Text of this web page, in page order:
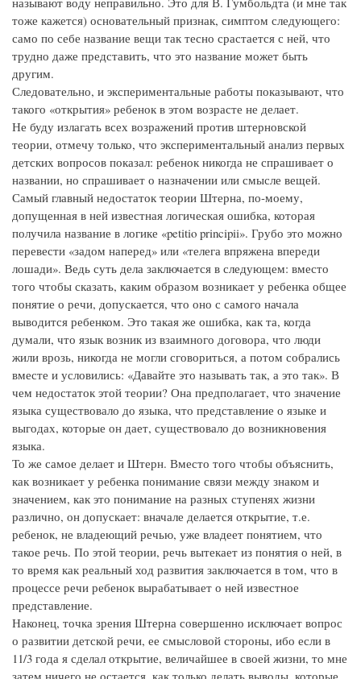
тоже кажется) основательный признак, симптом следующего:
само по себе название вещи так тесно срастается с ней, что
трудно даже представить, что это название может быть
другим.
Следовательно, и экспериментальные работы показывают, что
такого «открытия» ребенок в этом возрасте не делает.
Не буду излагать всех возражений против штерновской
теории, отмечу только, что экспериментальный анализ первых
детских вопросов показал: ребенок никогда не спрашивает о
названии, но спрашивает о назначении или смысле вещей.
Самый главный недостаток теории Штерна, по-моему,
допущенная в ней известная логическая ошибка, которая
получила название в логике «petitio principii». Грубо это можно
перевести «задом наперед» или «телега впряжена впереди
лошади». Ведь суть дела заключается в следующем: вместо
того чтобы сказать, каким образом возникает у ребенка общее
понятие о речи, допускается, что оно с самого начала
выводится ребенком. Это такая же ошибка, как та, когда
думали, что язык возник из взаимного договора, что люди
жили врозь, никогда не могли сговориться, а потом собрались
вместе и условились: «Давайте это называть так, а это так». В
чем недостаток этой теории? Она предполагает, что значение
языка существовало до языка, что представление о языке и
выгодах, которые он дает, существовало до возникновения
языка.
То же самое делает и Штерн. Вместо того чтобы объяснить,
как возникает у ребенка понимание связи между знаком и
значением, как это понимание на разных ступенях жизни
различно, он допускает: вначале делается открытие, т.е.
ребенок, не владеющий речью, уже владеет понятием, что
такое речь. По этой теории, речь вытекает из понятия о ней, в
то время как реальный ход развития заключается в том, что в
процессе речи ребенок вырабатывает о ней известное
представление.
Наконец, точка зрения Штерна совершенно исключает вопрос
о развитии детской речи, ее смысловой стороны, ибо если в
11/3 года я сделал открытие, величайшее в своей жизни, то мне